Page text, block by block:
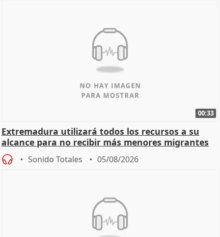
00:33
Extremadura utilizará todos los recursos a su
alcance para no recibir más menores migrantes
Sonido Totales 05/08/2026